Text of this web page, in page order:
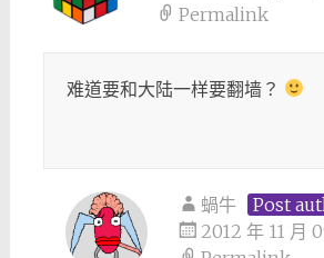
Permalink
难道要和大陆一样要翻墙？
蝸牛
Post
2012 年 11 月